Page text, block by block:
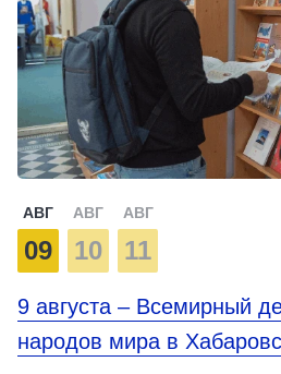
АВГ
09
АВГ
10
АВГ
11
9 августа – Всемирный
народов мира в